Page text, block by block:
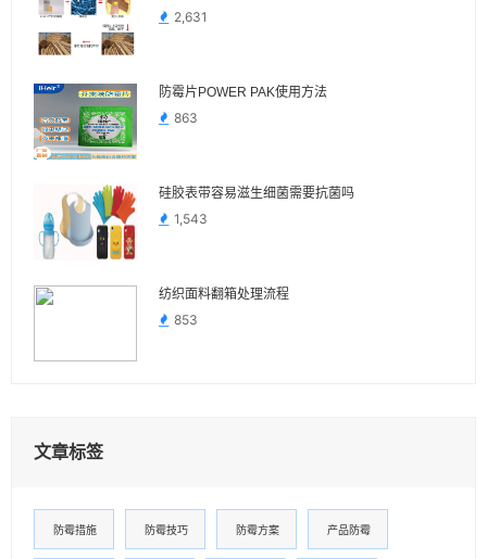
2,631
防霉片POWER PAK使用方法
863
硅胶表带容易滋生细菌需要抗菌吗
1,543
纺织面料翻箱处理流程
853
文章标签
防霉措施 防霉技巧 防霉方案 产品防霉